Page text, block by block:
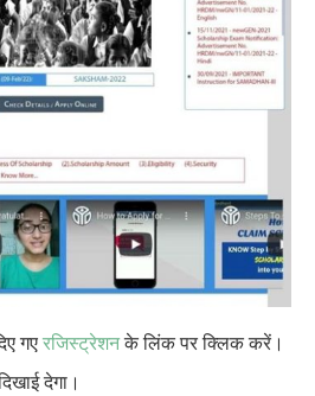
गए रजिस्ट्रेशनके लिंक पर क्लिक करें।
देगा।